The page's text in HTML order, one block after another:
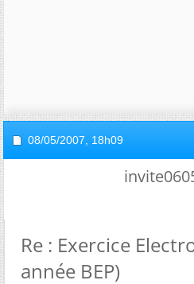
08/05/2007, 18h09
Re : Exercice
année BEP)